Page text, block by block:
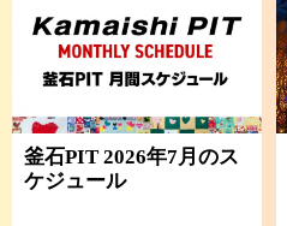
釜石PIT 2026年7月のス
ケジュール